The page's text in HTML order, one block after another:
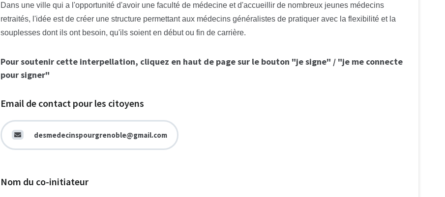
Dans une ville qui a l'opportunité d'avoir une faculté de médecine et d'accueillir de nombreux jeunes médecins
retraités, l'idée est de créer une structure permettant aux médecins généralistes de pratiquer avec la flexibilité et la
souplesses dont ils ont besoin, qu'ils soient en début ou fin de carrière.
Pour soutenir cette interpellation, cliquez en haut de page sur le bouton "je signe" / "je me connecte
pour signer"
Email de contact pour les citoyens
desmedecinspourgrenoble@gmail.com
Nom du co-initiateur